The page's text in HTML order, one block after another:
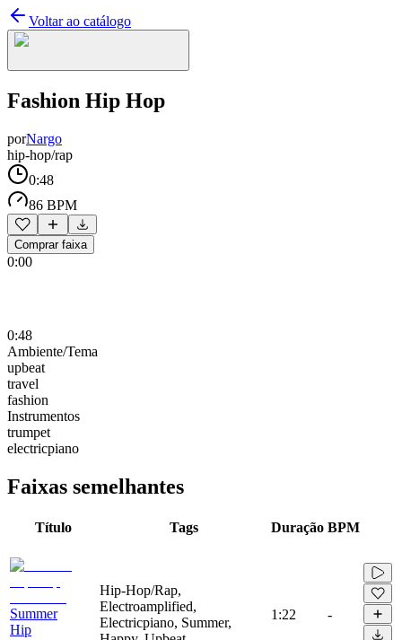
Voltar ao catálogo
Fashion Hip Hop
porNargo
hip-hop/rap
0:48
86 BPM
Comprar faixa
0:00
0:48
Ambiente/Tema
upbeat
travel
fashion
Instrumentos
trumpet
electricpiano
Faixas semelhantes
Título Tags Duração BPM
Summer
Hip
Hip-Hop/Rap,
Electroamplified,
Electricpiano, Summer,
1:22 -